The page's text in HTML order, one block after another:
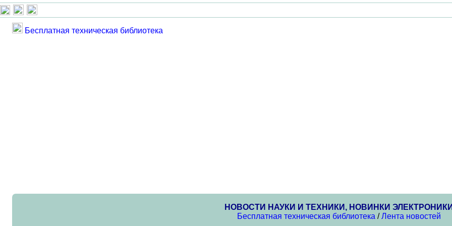
Бесплатная техническая библиотека
НОВОСТИ НАУКИ И ТЕХНИКИ, НОВИНКИ
Бесплатная техническая библиотека /Лента новостей